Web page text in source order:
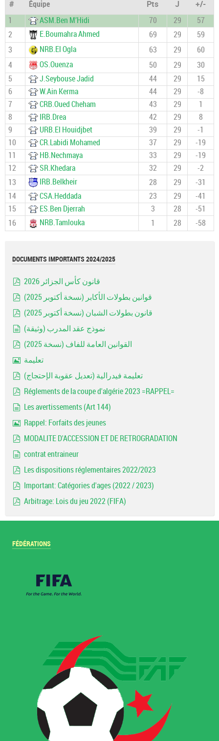
# Équipe Pts J
+/-
1
ASM.Ben M’Hidi 70 29
57
2
E.Boumahra Ahmed 69 29
59
3
NRB.El Ogla 63 29
60
4
OS.Ouenza 50 29
30
5
J.Seybouse Jadid 44 29
15
6
W.Ain Kerma 44 29
-8
7
CRB.Oued Cheham 43 29
1
8
IRB.Drea 42 29
8
9
URB.El Houidjbet 39 29
-1
10
CR.Labidi Mohamed 37 29
-19
11
HB.Nechmaya 33 29
-19
12
SR.Khedara 32 29
-2
13
IRB.Belkheir 28 29
-31
14
CSA.Heddada 23 29
-41
15
ES.Ben Djerrah 3 28
-51
16
NRB.Tamlouka 1 28 -58
DOCUMENTS IMPORTANTS 2024/2025
قانون كأس الجزائر 2026
قوانين بطولات الأكابر (نسخة أكتوبر 2025)
قانون بطولات الشبان (نسخة أكتوبر 2025)
نموذج عقد المدرب (وثيقة)
القوانين العامة للفاف (نسخة 2025)
تعليمة
تعليمة فيدرالية (تعديل عقوبة الإحتجاج)
Réglements de la coupe d'algérie 2023 =RAPPEL=
Les avertissements (Art 144)
Rappel: Forfaits des jeunes
MODALITE D'ACCESSION ET DE RETROGRADATION
contrat entraineur
Les dispositions réglementaires 2022/2023
Important: Catégories d'ages (2022 / 2023)
Arbitrage: Lois du jeu 2022 (FIFA)
FÉDÉRATIONS